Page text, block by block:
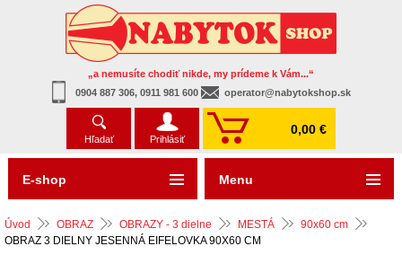
„a nemusíte chodiť nikde, my prídeme k Vám...“
0904 887 306, 0911 981 600
operator@nabytokshop.sk
Hľadať Prihlásiť
0,00 €
Úvod OBRAZ OBRAZY - 3 dielne MESTÁ
90x60 cm
OBRAZ 3 DIELNY JESENNÁ EIFELOVKA 90X60 CM
E-shop Menu